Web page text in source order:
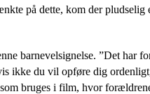
på dette, kom der
barnevelsignelse. ”Det har
ikke du vil opføre dig
bruges i film, hvor